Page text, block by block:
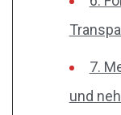
7.
und